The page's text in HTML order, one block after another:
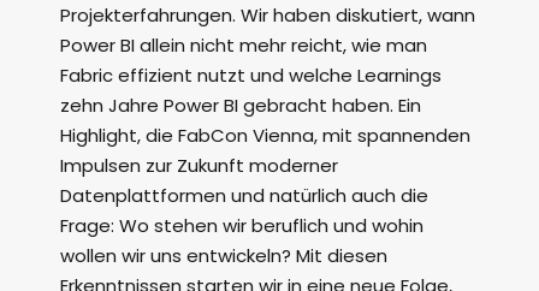
Projekterfahrungen. Wir haben diskutiert, wann
Power BI allein nicht mehr reicht, wie man
Fabric effizient nutzt und welche Learnings
zehn Jahre Power BI gebracht haben. Ein
Highlight, die FabCon Vienna, mit spannenden
Impulsen zur Zukunft moderner
Datenplattformen und natürlich auch die
Frage: Wo stehen wir beruflich und wohin
wollen wir uns entwickeln? Mit diesen
Erkenntnissen starten wir in eine neue Folge,